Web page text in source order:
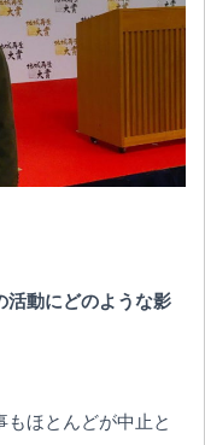
活動にどのような影
ほとんどが中止と